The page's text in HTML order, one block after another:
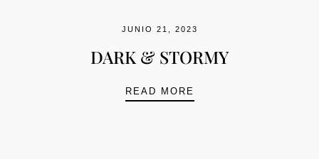
JUNIO 21, 2023
DARK & STORMY
READ MORE